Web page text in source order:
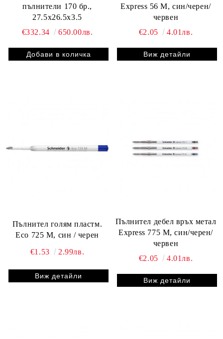
пълнители 170 бр.,
27.5х26.5x3.5
€332.34
650.00лв.
Express 56 М, син/черен/
червен
€2.05
4.01лв.
Виж детайли
Пълнител голям пластм.
Eco 725 M, син / черен
€1.53 2.99лв.
Виж детайли
Пълнител дебел връх метал
Express 775 M, син/черен/
червен
€2.05
4.01лв.
Виж детайли